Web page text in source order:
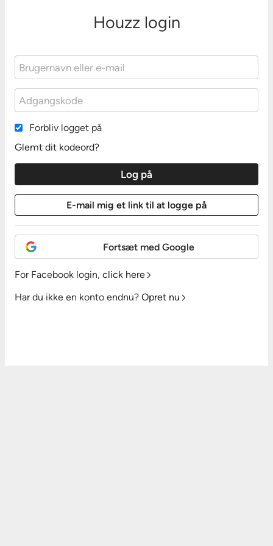
Houzz login
Forbliv logget på
Glemt dit kodeord?
Fortsæt med Google
For Facebook login, click here
Har du ikke en konto endnu? Opret nu